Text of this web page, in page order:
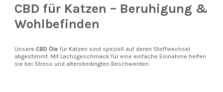
CBD für Katzen – Beruhigung &
Wohlbefinden
Unsere CBD Öle für Katzen sind speziell auf deren Stoffwechsel
abgestimmt. Mit Lachsgeschmack für eine einfache Einnahme helfen
sie bei Stress und altersbedingten Beschwerden.